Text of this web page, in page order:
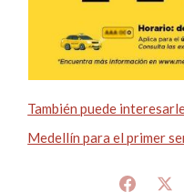
También puede
Medellín para el primer